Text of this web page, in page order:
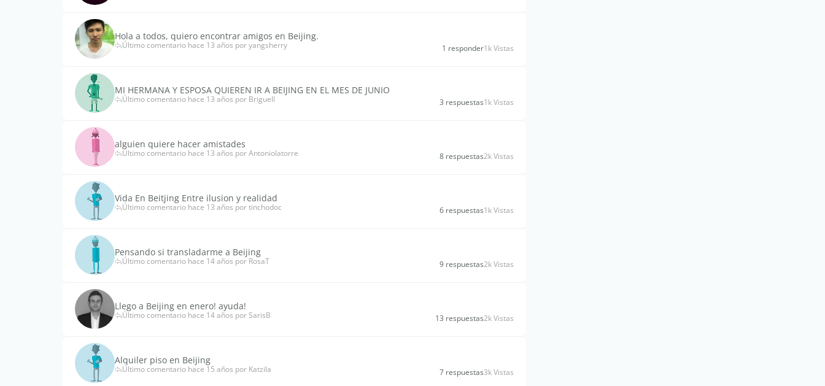
Hola a todos, quiero encontrar amigos en Beijing.
Último comentario hace 13 años por yangsherry 1 responder1k Vistas
MI HERMANA Y ESPOSA QUIEREN IR A BEIJING EN EL MES DE JUNIO
Último comentario hace 13 años por Briguell 3 respuestas1k Vistas
alguien quiere hacer amistades
Último comentario hace 13 años por Antoniolatorre 8 respuestas2k Vistas
Vida En Beitjing Entre ilusion y realidad
Último comentario hace 13 años por tinchodoc 6 respuestas1k Vistas
Pensando si transladarme a Beijing
Último comentario hace 14 años por RosaT 9 respuestas2k Vistas
Llego a Beijing en enero! ayuda!
Último comentario hace 14 años por SarisB 13 respuestas2k Vistas
Alquiler piso en Beijing
Último comentario hace 15 años por Katzila 7 respuestas3k Vistas